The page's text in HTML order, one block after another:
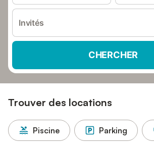
Invités
CHERCHER
Trouver des locations
Piscine Parking